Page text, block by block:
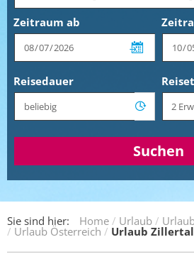
Zeitraum ab
Reisedauer
Suchen
Sie sind hier: Home Urlaub
Urlaub Österreich Urlaub Zillertal